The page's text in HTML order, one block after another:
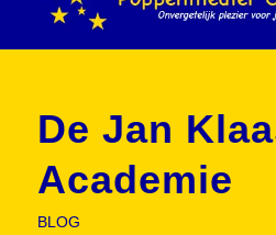
De Jan
Academie
BLOG